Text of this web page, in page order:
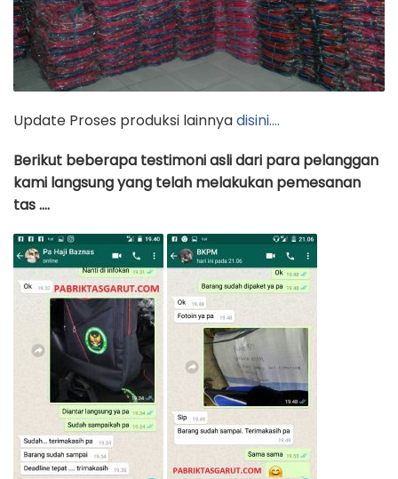
Update Proses produksi lainnyadisini….
Berikut beberapa testimoni asli dari para pelanggan
kami langsung yang telah melakukan pemesanan
tas ….